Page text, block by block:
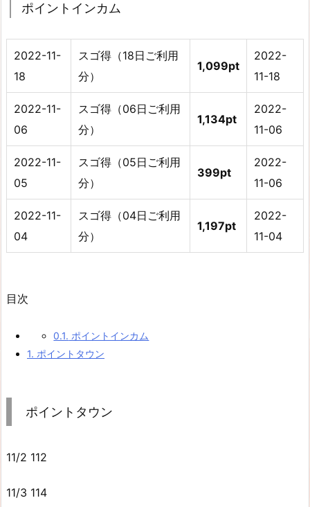
ポイントインカム
2022-11-
18
スゴ得（18日ご利用
分）
1,099pt
2022-
11-18
2022-11-
06
スゴ得（06日ご利用
分）
1,134pt
2022-
11-06
2022-11-
05
スゴ得（05日ご利用
分）
399pt
2022-
11-06
2022-11-
04
スゴ得（04日ご利用
分）
1,197pt
2022-
11-04
目次
0.1. ポイントインカム
1. ポイントタウン
ポイントタウン
11/2 112
11/3 114